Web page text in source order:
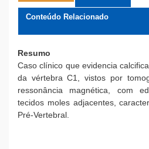
Conteúdo Relacionado
Resumo
Caso clínico que evidencia
da vértebra C1, vistos por
ressonância magnética, com
tecidos moles adjacentes,
Pré-Vertebral.